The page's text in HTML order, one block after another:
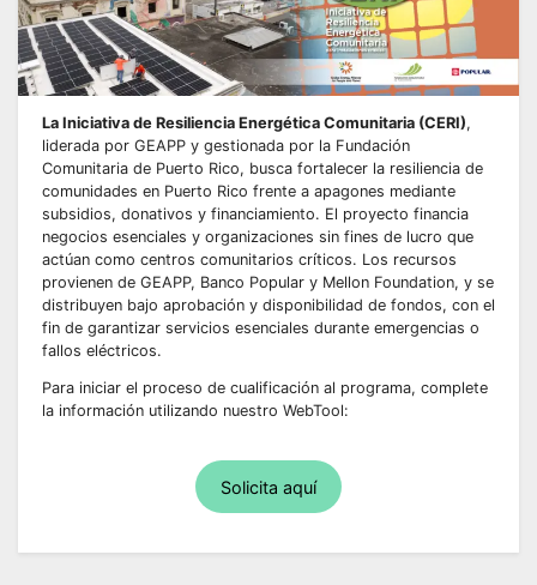
La Iniciativa de Resiliencia Energética Comunitaria (CERI),
liderada por GEAPP y gestionada por la Fundación
Comunitaria de Puerto Rico, busca fortalecer la resiliencia de
comunidades en Puerto Rico frente a apagones mediante
subsidios, donativos y financiamiento. El proyecto financia
negocios esenciales y organizaciones sin fines de lucro que
actúan como centros comunitarios críticos. Los recursos
provienen de GEAPP, Banco Popular y Mellon Foundation, y se
distribuyen bajo aprobación y disponibilidad de fondos, con el
fin de garantizar servicios esenciales durante emergencias o
fallos eléctricos.
Para iniciar el proceso de cualificación al programa, complete
la información utilizando nuestro WebTool:
Solicita aquí